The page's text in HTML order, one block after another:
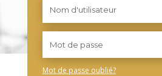
Mot de passe oublié?